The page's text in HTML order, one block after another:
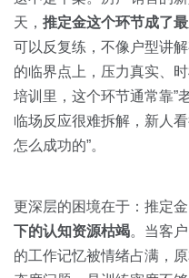
房地产
金融
按角色
销售人员
销售管理
按业务场景
全部
白皮书
销售会话智能
天， 推定金这个环节成了
可以反复练，不像户型讲
的临界点上，压力真实、
培训里，这个环节通常靠”
临场反应很难拆解，新人
怎么成功的”。
更深层的困境在于：推定
下的认知资源枯竭。当客
的工作记忆被情绪占满，